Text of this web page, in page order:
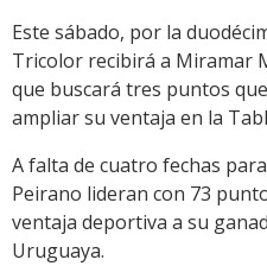
Este sábado, por la
Tricolor recibirá a Miramar
que buscará tres puntos
ampliar su ventaja en la
A falta de cuatro fechas
Peirano lideran con 73
ventaja deportiva a su
Uruguaya.